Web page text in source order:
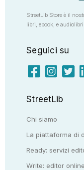
StreetLib Store è il
libri, ebook, e audiolibri
Seguici su
StreetLib
Chi siamo
La piattaforma di
Ready: servizi
Write: editor online